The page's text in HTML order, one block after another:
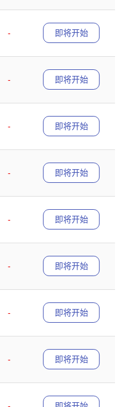
-
即将开始
-
即将开始
-
即将开始
-
即将开始
-
即将开始
-
即将开始
-
即将开始
-
即将开始